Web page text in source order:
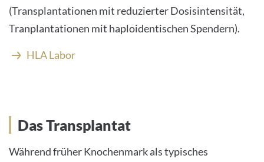
(Transplantationen mit reduzierter Dosisintensität,
Tranplantationen mit haploidentischen Spendern).
HLA Labor
Das Transplantat
Während früher Knochenmark als typisches